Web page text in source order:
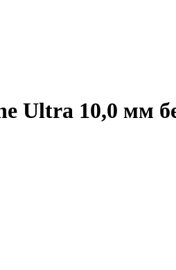
Ultra 10,0 мм